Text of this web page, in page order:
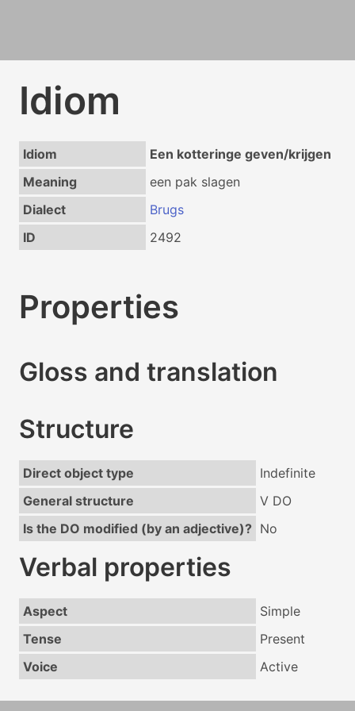
Idiom
Idiom
Een kotteringe geven/krijgen
Meaning
een pak slagen
Dialect
Brugs
ID
2492
Properties
Gloss and translation
Structure
Direct object type
Indefinite
General structure
V DO
Is the DO modified (by an adjective)? No
Verbal properties
Aspect
Simple
Tense
Present
Voice
Active